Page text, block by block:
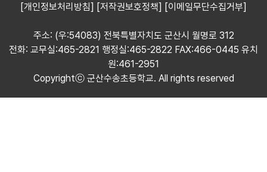
[개인정보처리방침] [저작권보호정책] [이메일무단수집거부]
주소: (우:54083) 전북특별자치도 군산시 월명로 312
전화: 교무실:465-2821 행정실:465-2822 FAX:466-0445 유치
원:461-2951
Copyrightⓒ 군산수송초등학교. All rights reserved